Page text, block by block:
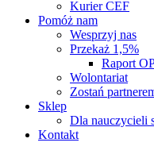
Kurier CEF
Pomóż nam
Wesprzyj nas
Przekaż 1,5%
Raport
Wolontariat
Zostań
Sklep
Dla nauczycieli
Kontakt